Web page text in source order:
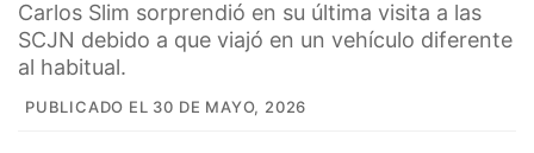
Carlos Slim sorprendió en su última visita a las
SCJN debido a que viajó en un vehículo diferente
al habitual.
PUBLICADO EL 30 DE MAYO, 2026